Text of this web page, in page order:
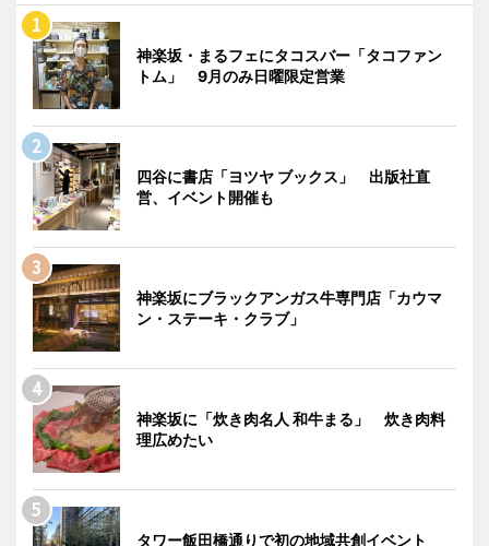
神楽坂・まるフェにタコスバー「タコファン
トム」 9月のみ日曜限定営業
四谷に書店「ヨツヤ ブックス」 出版社直
営、イベント開催も
神楽坂にブラックアンガス牛専門店「カウマ
ン・ステーキ・クラブ」
神楽坂に「炊き肉名人 和牛まる」 炊き肉料
理広めたい
タワー飯田橋通りで初の地域共創イベント